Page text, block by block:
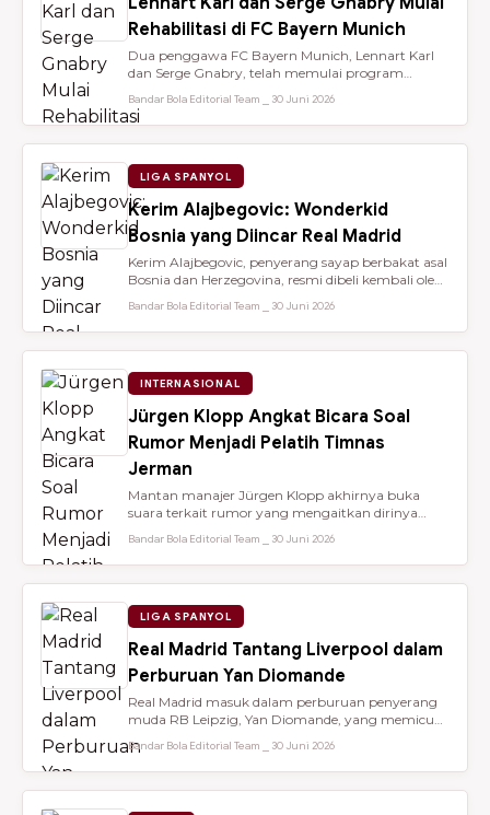
Rehabilitasi di FC Bayern Munich
Dua penggawa FC Bayern Munich, Lennart Karl
dan Serge Gnabry, telah memulai program
Bandar Bola Editorial Team ⎯ 30 Juni 2026
LIGA SPANYOL
Kerim Alajbegovic: Wonderkid
Bosnia yang Diincar Real Madrid
Kerim Alajbegovic, penyerang sayap berbakat asal
Bosnia dan Herzegovina, resmi dibeli kembali oleh
Bandar Bola Editorial Team ⎯ 30 Juni 2026
INTERNASIONAL
Jürgen Klopp Angkat Bicara Soal
Rumor Menjadi Pelatih Timnas
Jerman
Mantan manajer Jürgen Klopp akhirnya buka
suara terkait rumor yang mengaitkan dirinya
Bandar Bola Editorial Team ⎯ 30 Juni 2026
LIGA SPANYOL
Real Madrid Tantang Liverpool dalam
Perburuan Yan Diomande
Real Madrid masuk dalam perburuan penyerang
muda RB Leipzig, Yan Diomande, yang memicu
Bandar Bola Editorial Team ⎯ 30 Juni 2026